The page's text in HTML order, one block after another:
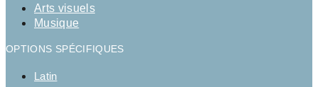
Arts visuels
Musique
OPTIONS SPÉCIFIQUES
Latin